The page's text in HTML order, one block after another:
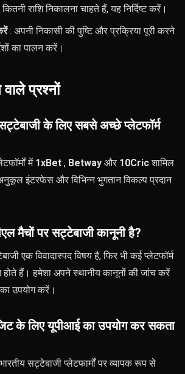
राशि निकालना चाहते हैं, यह निर्दिष्ट करें।
: अपनी निकासी की पुष्टि और प्रक्रिया पूरी करने
का पालन करें।
प्रश्नों
के लिए सबसे अच्छे प्लेटफॉर्म
में 1xBet , Betway और 10Cricशामिल
इंटरफेस और विभिन्न भुगतान विकल्प प्रदान
मैचों पर सट्टेबाजी कानूनी है?
एक विवादास्पद विषय है, फिर भी कई प्लेटफॉर्म
हैं। हमेशा अपने स्थानीय कानूनों की जांच करें
उपयोग करें।
के लिए यूपीआई का उपयोग कर सकता
सट्टेबाजी प्लेटफार्मों पर व्यापक रूप से